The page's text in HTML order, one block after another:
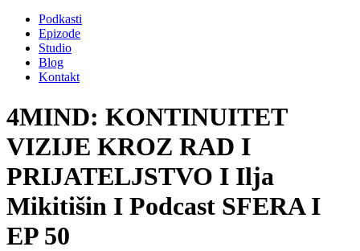
Podkasti
Epizode
Studio
Blog
Kontakt
4MIND: KONTINUITET
VIZIJE KROZ RAD I
PRIJATELJSTVO I Ilja
Mikitišin I Podcast SFERA I
EP 50